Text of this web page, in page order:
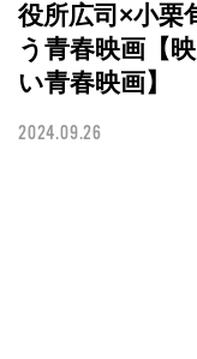
役所広司×小栗
う青春映画【
い青春映画】
2024.09.26